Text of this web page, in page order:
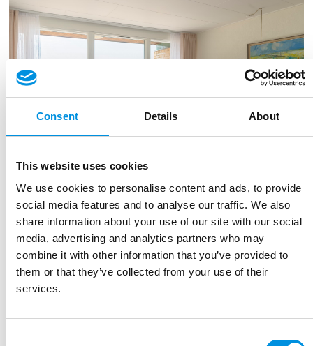
Consent Details About
This website uses cookies
We use cookies to personalise content and ads, to provide
social media features and to analyse our traffic. We also
share information about your use of our site with our social
media, advertising and analytics partners who may
combine it with other information that you’ve provided to
them or that they’ve collected from your use of their
services.
Dobbeltværelse med balkon og søudsigt (B)
Dobbeltværelse med balkon og søudsigt (B) er
beliggende i Søanneks 1. Værelset er indrettet med
dobbeltseng, TV og lænestole. Entré med
garderobeskab. Badeværelse med douche/WC.
Køleskab og WIFI. Møbleret balkon og den
smukkeste udsigt over Hammersø og Hammeren.
Alle værelser er røgfri, men på visse balkoner er
tobaksrygning tilladt. Kontakt os gerne herom ved
Læs mere
BOOK VÆRELSE